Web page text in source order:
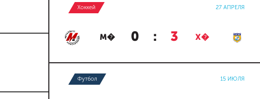
Хоккей 27 АПРЕЛЯ
М� 0 : 3 Х�
Футбол 15 ИЮЛЯ